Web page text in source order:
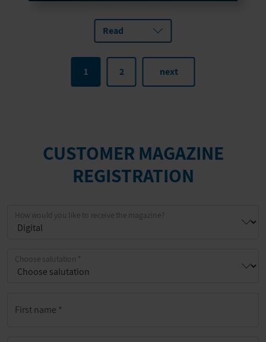
Read
1 2 next
CUSTOMER MAGAZINE
REGISTRATION
How would you like to receive the magazine?
Choose salutation *
First name *